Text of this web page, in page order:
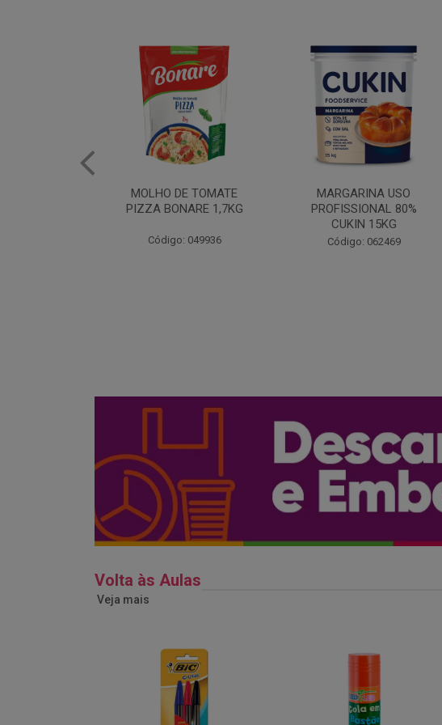
MARGARINA USO
PROFISSIONAL 80%
Código: 062469
ERVILHA E MILHO DUETO
BONARE 1,7KG
Código: 039756
Volta às Aulas
Veja mais